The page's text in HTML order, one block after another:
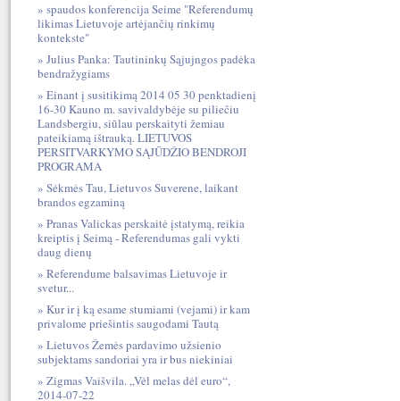
spaudos konferencija Seime "Referendumų
likimas Lietuvoje artėjančių rinkimų
kontekste"
Julius Panka: Tautininkų Sąjujngos padėka
bendražygiams
Einant į susitikimą 2014 05 30 penktadienį
16-30 Kauno m. savivaldybėje su piliečiu
Landsbergiu, siūlau perskaityti žemiau
pateikiamą ištrauką. LIETUVOS
PERSITVARKYMO SĄJŪDŽIO BENDROJI
PROGRAMA
Sėkmės Tau, Lietuvos Suverene, laikant
brandos egzaminą
Pranas Valickas perskaitė įstatymą, reikia
kreiptis į Seimą - Referendumas gali vykti
daug dienų
Referendume balsavimas Lietuvoje ir
svetur...
Kur ir į ką esame stumiami (vejami) ir kam
privalome priešintis saugodami Tautą
Lietuvos Žemės pardavimo užsienio
subjektams sandoriai yra ir bus niekiniai
Zigmas Vaišvila. „Vėl melas dėl euro“,
2014-07-22